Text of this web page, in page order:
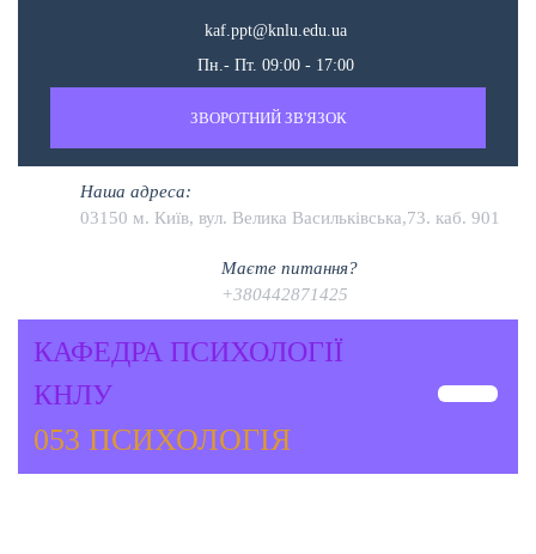
kaf.ppt@knlu.edu.ua
Пн.- Пт. 09:00 - 17:00
ЗВОРОТНИЙ ЗВ'ЯЗОК
Наша адреса:
03150 м. Київ, вул. Велика Васильківська,73. каб. 901
Маєте питання?
+380442871425
КАФЕДРА ПСИХОЛОГІЇ
КНЛУ
053 ПСИХОЛОГІЯ